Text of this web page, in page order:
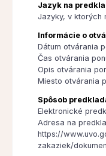
Jazyk na
Jazyky, v ktorých
Informácie o
Dátum otvárania
Čas otvárania
Opis otvárania
Miesto otvárania
Spôsob
Elektronické
Adresa na
https://
zakaziek/